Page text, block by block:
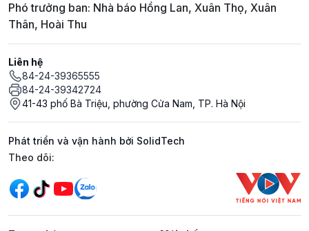
Phó trưởng ban: Nhà báo Hồng Lan, Xuân Thọ, Xuân
Thân, Hoài Thu
Liên hệ
84-24-39365555
84-24-39342724
41-43 phố Bà Triệu, phường Cửa Nam, TP. Hà Nội
Phát triển và vận hành bởi SolidTech
Mạng xã hội
Theo dõi: